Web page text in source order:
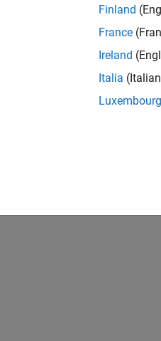
Finland
France
Ireland
Italia
Luxembourg